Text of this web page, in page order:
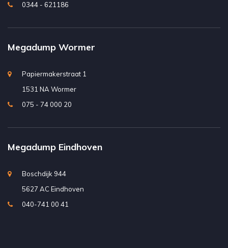
0344 - 621186
Megadump Wormer
Papiermakerstraat 1
1531 NA Wormer
075 - 74 000 20
Megadump Eindhoven
Boschdijk 944
5627 AC Eindhoven
040-741 00 41